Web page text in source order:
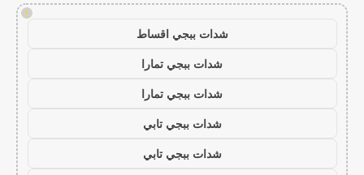
!
شدات ببجي اقساط
شدات ببجي تمارا
شدات ببجي تمارا
شدات ببجي تابي
شدات ببجي تابي